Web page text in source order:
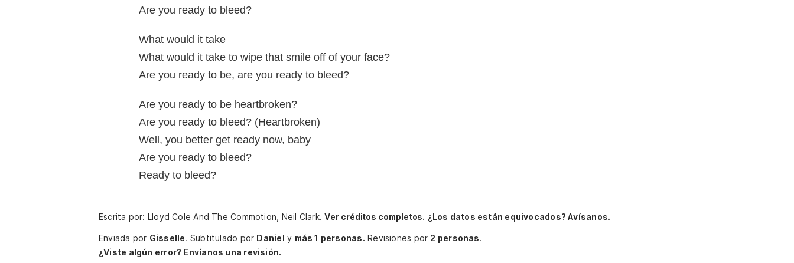
Are you ready to bleed?
What would it take
What would it take to wipe that smile off of your face?
Are you ready to be, are you ready to bleed?
Are you ready to be heartbroken?
Are you ready to bleed? (Heartbroken)
Well, you better get ready now, baby
Are you ready to bleed?
Ready to bleed?
Escrita por: Lloyd Cole And The Commotion, Neil Clark.Ver créditos completos. ¿Los datos están equivocados? Avísanos.
Enviada por Gisselle. Subtitulado por Daniel y más 1 personas. Revisiones por 2 personas.
¿Viste algún error? Envíanos una revisión.